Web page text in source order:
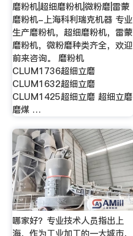
磨粉机|超细磨粉机|微粉磨|雷蒙
磨粉机-上海科利瑞克机器 专业
生产磨粉机，超细磨粉机，雷蒙
磨粉机，微粉磨种类齐全，欢迎
前来咨询。 磨粉机
CLUM1736超细立磨
CLUM1632超细立磨
CLUM1425超细立磨 超细立磨
磨煤 …
哪家好？专业技术人员指出上
海，作为工业加工的一大城市，